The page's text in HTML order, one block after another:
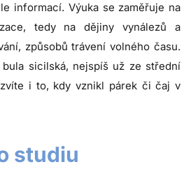
informací. Výuka se zaměřuje na
tedy na dějiny vynálezů a
způsobů trávení volného času.
bula sicilská, nejspíš už ze střední
i to, kdy vznikl párek či čaj v
studiu